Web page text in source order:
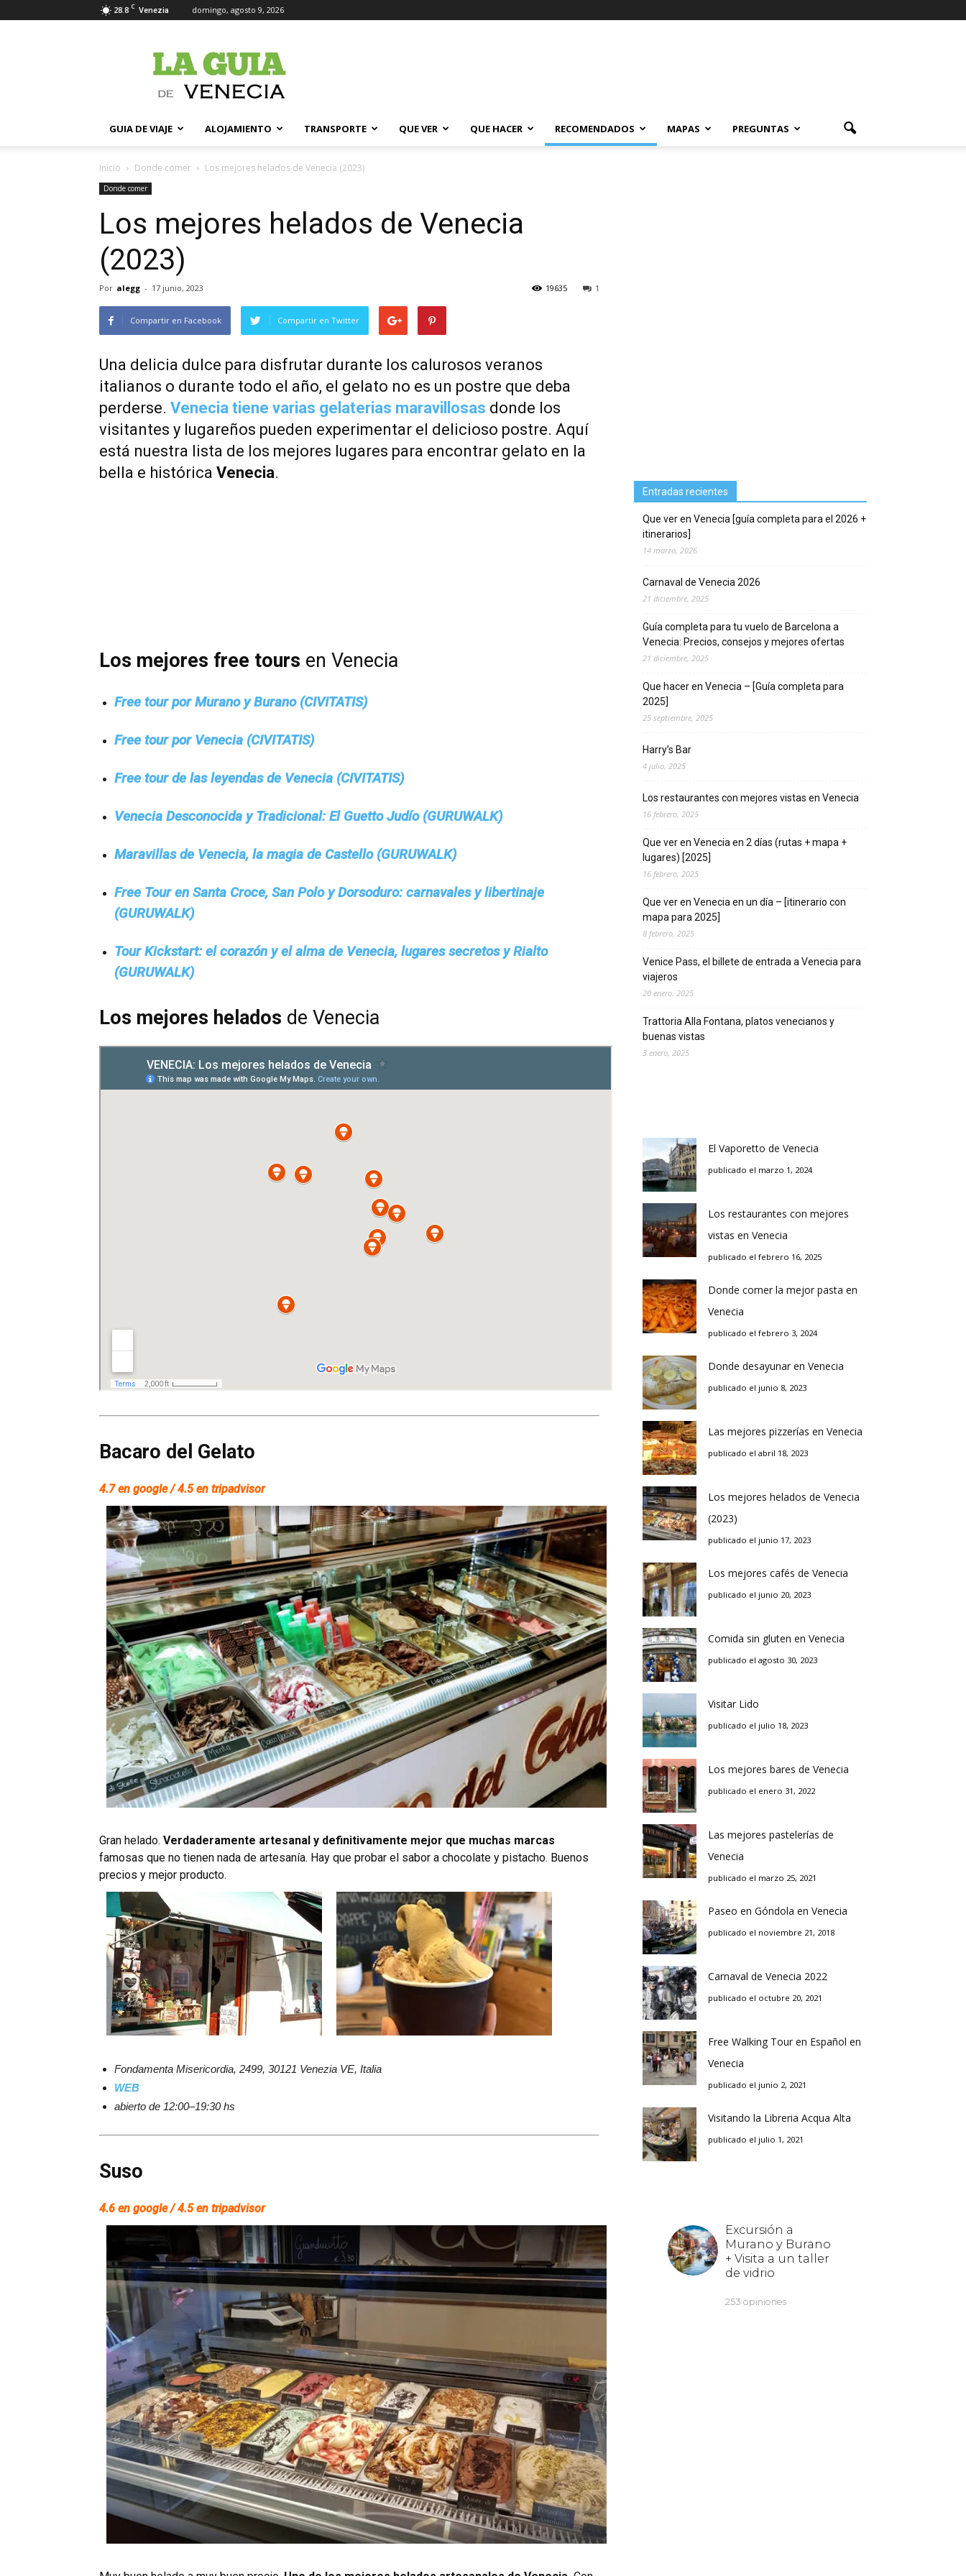
28.8 C Venezia domingo, agosto 9, 2026
Guia
Venecia
GUIA DE VIAJE ALOJAMIENTO TRANSPORTE QUE VER QUE HACER RECOMENDADOS MAPAS PREGUNTAS
Inicio Donde comer Los mejores helados de Venecia (2023)
Donde comer
Los mejores helados de Venecia
(2023)
Por alegg - 17 junio, 2023 1
19635
Compartir en Facebook Compartir en Twitter
Una delicia dulce para disfrutar durante los calurosos veranos
italianos o durante todo el año, el gelato no es un postre que deba
perderse. Venecia tiene varias gelaterias maravillosas donde los
visitantes y lugareños pueden experimentar el delicioso postre. Aquí
está nuestra lista de los mejores lugares para encontrar gelato en la
bella e histórica Venecia.
Los mejores free tours en Venecia
Free tour por Murano y Burano (CIVITATIS)
Free tour por Venecia (CIVITATIS)
Free tour de las leyendas de Venecia (CIVITATIS)
Venecia Desconocida y Tradicional: El Guetto Judío (GURUWALK)
Maravillas de Venecia, la magia de Castello (GURUWALK)
Free Tour en Santa Croce, San Polo y Dorsoduro: carnavales y libertinaje
(GURUWALK)
Tour Kickstart: el corazón y el alma de Venecia, lugares secretos y Rialto
(GURUWALK)
Los mejores helados de Venecia
Bacaro del Gelato
4.7 en google / 4.5 en tripadvisor
Gran helado. Verdaderamente artesanal y definitivamente mejor que muchas marcas
famosas que no tienen nada de artesanía. Hay que probar el sabor a chocolate y pistacho. Buenos
precios y mejor producto.
Fondamenta Misericordia, 2499, 30121 Venezia VE, Italia
WEB
abierto de 12:00–19:30 hs
Suso
4.6 en google / 4.5 en tripadvisor
Entradas recientes
Que ver en Venecia [guía completa para el 2026 +
itinerarios]
14 marzo, 2026
Carnaval de Venecia 2026
21 diciembre, 2025
Guía completa para tu vuelo de Barcelona a
Venecia: Precios, consejos y mejores ofertas
21 diciembre, 2025
Que hacer en Venecia – [Guía completa para
2025]
25 septiembre, 2025
Harry’s Bar
4 julio, 2025
Los restaurantes con mejores vistas en Venecia
16 febrero, 2025
Que ver en Venecia en 2 días (rutas + mapa +
lugares) [2025]
16 febrero, 2025
Que ver en Venecia en un día – [itinerario con
mapa para 2025]
8 febrero, 2025
Venice Pass, el billete de entrada a Venecia para
viajeros
20 enero, 2025
Trattoria Alla Fontana, platos venecianos y
buenas vistas
3 enero, 2025
El Vaporetto de Venecia
publicado el marzo 1, 2024
Los restaurantes con mejores
vistas en Venecia
publicado el febrero 16, 2025
Donde comer la mejor pasta en
Venecia
publicado el febrero 3, 2024
Donde desayunar en Venecia
publicado el junio 8, 2023
Las mejores pizzerías en Venecia
publicado el abril 18, 2023
Los mejores helados de Venecia
(2023)
publicado el junio 17, 2023
Los mejores cafés de Venecia
publicado el junio 20, 2023
Comida sin gluten en Venecia
publicado el agosto 30, 2023
Visitar Lido
publicado el julio 18, 2023
Los mejores bares de Venecia
publicado el enero 31, 2022
Las mejores pastelerías de
Venecia
publicado el marzo 25, 2021
Paseo en Góndola en Venecia
publicado el noviembre 21, 2018
Carnaval de Venecia 2022
publicado el octubre 20, 2021
Free Walking Tour en Español en
Venecia
publicado el junio 2, 2021
Visitando la Libreria Acqua Alta
publicado el julio 1, 2021